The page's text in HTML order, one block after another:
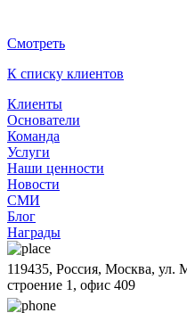
Смотреть
К списку клиентов
Клиенты
Основатели
Команда
Услуги
Наши ценности
Новости
СМИ
Блог
Награды
119435, Россия, Москва, ул.
строение 1, офис 409